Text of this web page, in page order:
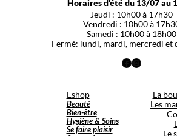
Horaires d’été du 13/07 au
Jeudi : 10h00 à 17h30
Vendredi : 10h00 à
Samedi : 10h00 à 18h00
Fermé: lundi, mardi, mercredi et
Facebook
Instagram
Eshop
Beauté
Bien-être
Hygiène & Soins
Se faire plaisir
La
Les
Le